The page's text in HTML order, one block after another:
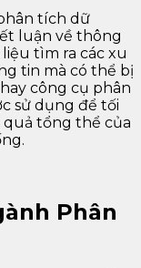
tích dữ
luận về thông
tìm ra các xu
tin mà có thể bị
công cụ phân
sử dụng để tối
tổng thể của
Phân